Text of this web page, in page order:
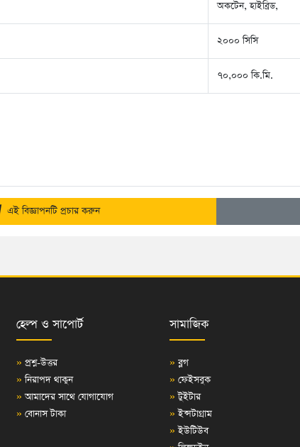
অকটেন, হাইব্রিড,
২০০০ সিসি
৭০,০০০ কি.মি.
এই বিজ্ঞাপনটি প্রচার করুন
হেল্প ও সাপোর্ট
» প্রশ্ন-উত্তর
» নিরাপদ থাকুন
» আমাদের সাথে যোগাযোগ
» বোনাস টাকা
সামাজিক
» ব্লগ
» ফেইসবুক
» টুইটার
» ইন্সটাগ্রাম
» ইউটিউব